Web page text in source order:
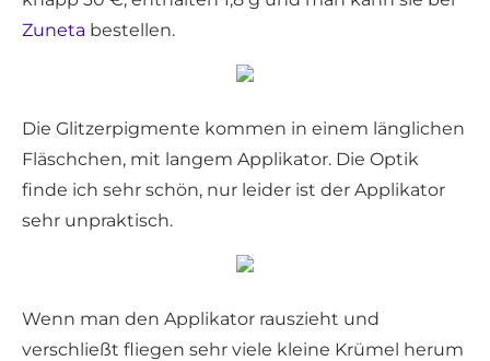
Zuneta bestellen.
Die Glitzerpigmente kommen in einem länglichen
Fläschchen, mit langem Applikator. Die Optik
finde ich sehr schön, nur leider ist der Applikator
sehr unpraktisch.
Wenn man den Applikator rauszieht und
verschließt fliegen sehr viele kleine Krümel herum